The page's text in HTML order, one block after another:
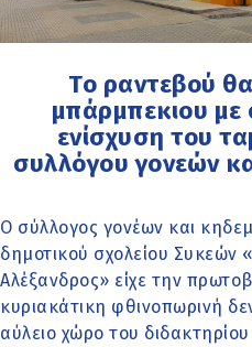
Το ραντεβού θα
μπάρμπεκιου με
ενίσχυση του
συλλόγου γονεών
Ο σύλλογος γονέων και
δημοτικού σχολείου Συκεών
Αλέξανδρος» είχε την
κυριακάτικη φθινοπωρινή
αύλειο χώρο του